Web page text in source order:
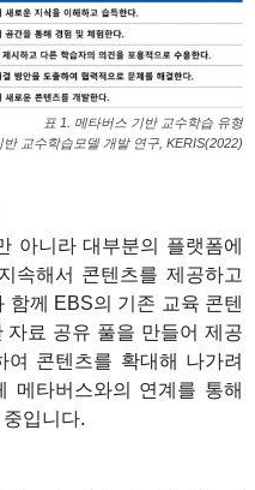
표 1. 메타버스 기반 교수학습 유형
교수학습모델 개발 연구, KERIS(2022)
아니라 대부분의 플랫폼에
속해서 콘텐츠를 제공하고
께 EBS의 기존 교육 콘텐
자료 공유 풀을 만들어 제공
콘텐츠를 확대해 나가려
메타버스와의 연계를 통해
입니다.